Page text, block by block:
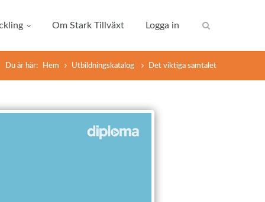
Om Stark Tillväxt Logga in
Du är här: Hem Utbildningskatalog Det viktiga samtalet